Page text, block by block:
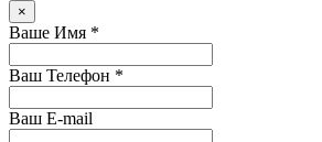
×
Ваше Имя *
Ваш Телефон *
Ваш E-mail